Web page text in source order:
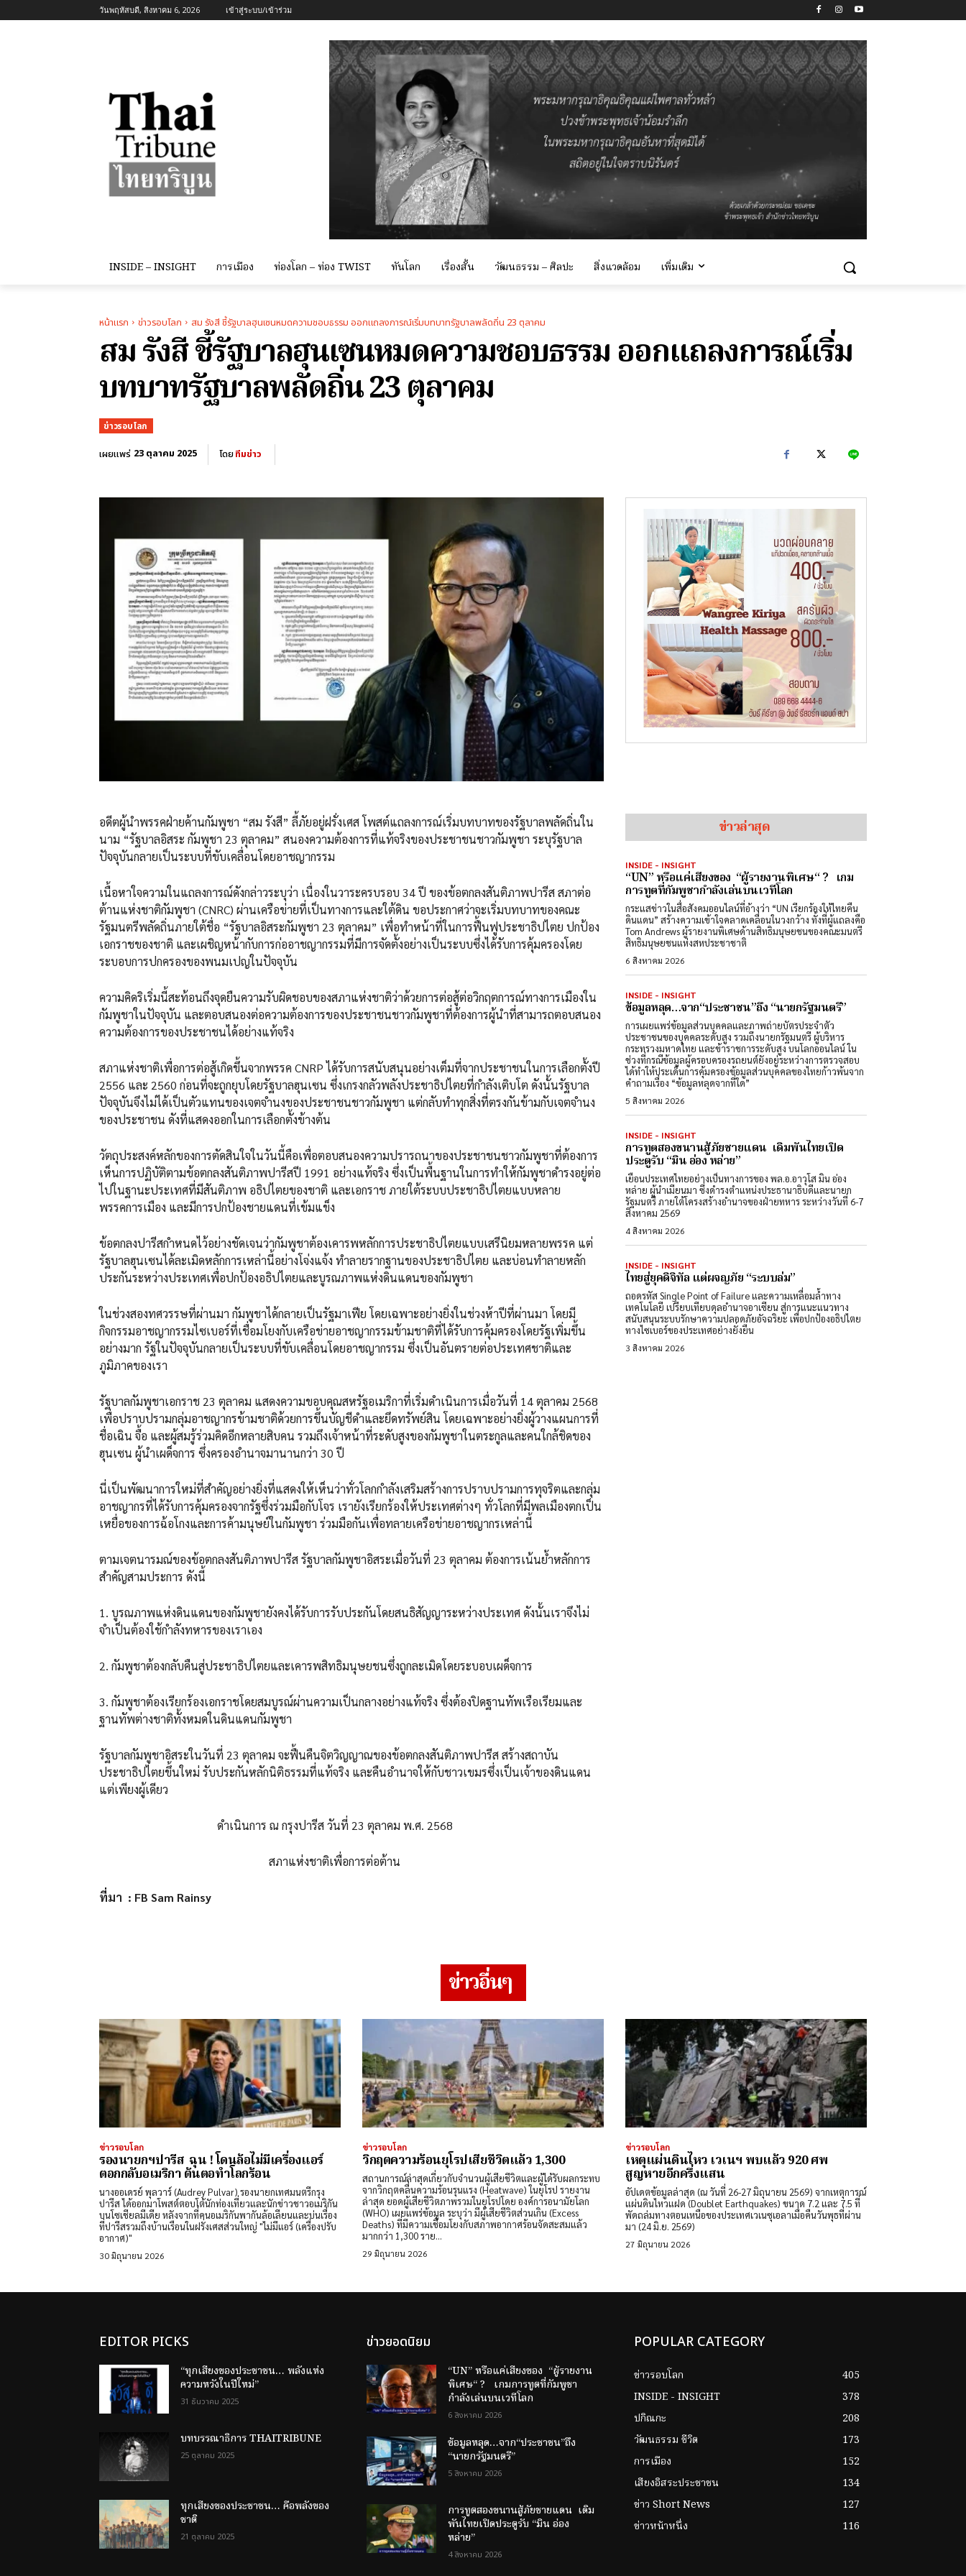
วันพฤหัสบดี, สิงหาคม 6, 2026 เข้าสู่ระบบ/เข้าร่วม
INSIDE – INSIGHT การเมือง ท่องโลก – ท่อง TWIST ทันโลก เรื่องสั้น วัฒนธรรม – ศิลปะ สิ่งแวดล้อม เพิ่มเติม
หน้าแรก ข่าวรอบโลก สม รังสี ชี้รัฐบาลฮุนเซนหมดความชอบธรรม ออกแถลงการณ์เริ่มบทบาทรัฐบาลพลัดถิ่น 23 ตุลาคม
สม รังสี ชี้รัฐบาลฮุนเซนหมดความชอบธรรม ออกแถลงการณ์เริ่ม
บทบาทรัฐบาลพลัดถิ่น 23 ตุลาคม
ข่าวรอบโลก
เผยแพร่ 23 ตุลาคม 2025 โดยทีมข่าว
อดีตผู้นำพรรคฝ่ายค้านกัมพูชา “สม รังสี” ลี้ภัยอยู่ฝรั่งเศส โพสต์แถลงการณ์เริ่มบทบาทของรัฐบาลพลัดถิ่นใน
นาม “รัฐบาลอิสระ กัมพูชา 23 ตุลาคม” สนองความต้องการที่แท้จริงของประชาชนชาวกัมพูชา ระบุรัฐบาล
ปัจจุบันกลายเป็นระบบที่ขับเคลื่อนโดยอาชญากรรม
เนื้อหาใจความในแถลงการณ์ดังกล่าวระบุว่า เนื่องในวาระครบรอบ 34 ปี ของข้อตกลงสันติภาพปารีส สภาต่อ
ต้านแห่งชาติกัมพูชา (CNRC) ผ่านเครือข่ายที่เป็นทางการและใต้ดิน ขอประกาศว่าจะเริ่มบทบาทของคณะ
รัฐมนตรีพลัดถิ่นภายใต้ชื่อ “รัฐบาลอิสระกัมพูชา 23 ตุลาคม” เพื่อทำหน้าที่ในการฟื้นฟูประชาธิปไตย ปกป้อง
เอกราชของชาติ และเผชิญหน้ากับการก่ออาชญากรรมที่มีการจัดตั้งอย่างเป็นระบบซึ่งได้รับการคุ้มครองโดย
ระบอบการปกครองของพนมเปญในปัจจุบัน
ความคิดริเริ่มนี้สะท้อนถึงจุดยืนความรับผิดชอบของสภาแห่งชาติว่าด้วยการต่อสู้ต่อวิกฤตการณ์ทางการเมืองใน
กัมพูชาในปัจจุบัน และตอบสนองต่อความต้องการของประชาชนชาวกัมพูชาที่ต้องการผู้นำที่สามารถตอบสนอง
ความต้องการของประชาชนได้อย่างแท้จริง
สภาแห่งชาติเพื่อการต่อสู้เกิดขึ้นจากพรรค CNRP ได้รับการสนับสนุนอย่างเต็มที่จากประชาชนในการเลือกตั้งปี
2556 และ 2560 ก่อนที่จะถูกยุบโดยรัฐบาลฮุนเซน ซึ่งเกรงกลัวพลังประชาธิปไตยที่กำลังเติบโต ดังนั้นรัฐบาล
ปัจจุบันจึงไม่ได้เป็นตัวแทนของเจตจำนงของประชาชนชาวกัมพูชา แต่กลับทำทุกสิ่งที่ตรงกันข้ามกับเจตจำนง
ของประชาชน ดังที่แสดงออกในการเลือกตั้งข้างต้น
วัตถุประสงค์หลักของการตัดสินใจในวันนี้คือเพื่อตอบสนองความปรารถนาของประชาชนชาวกัมพูชาที่ต้องการ
เห็นการปฏิบัติตามข้อตกลงสันติภาพปารีสปี 1991 อย่างแท้จริง ซึ่งเป็นพื้นฐานในการทำให้กัมพูชาดำรงอยู่ต่อ
ไปในฐานะประเทศที่มีสันติภาพ อธิปไตยของชาติ และเอกราช ภายใต้ระบบประชาธิปไตยแบบหลาย
พรรคการเมือง และมีการปกป้องชายแดนที่เข้มแข็ง
ข้อตกลงปารีสกำหนดไว้อย่างชัดเจนว่ากัมพูชาต้องเคารพหลักการประชาธิปไตยแบบเสรีนิยมหลายพรรค แต่
รัฐบาลฮุนเซนได้ละเมิดหลักการเหล่านี้อย่างโจ่งแจ้ง ทำลายรากฐานของประชาธิปไตย และบ่อนทำลายหลัก
ประกันระหว่างประเทศเพื่อปกป้องอธิปไตยและบูรณภาพแห่งดินแดนของกัมพูชา
ในช่วงสองทศวรรษที่ผ่านมา กัมพูชาได้กลายเป็นรัฐมาเฟีย โดยเฉพาะอย่างยิ่งในช่วงห้าปีที่ผ่านมา โดยมี
กิจกรรมอาชญากรรมไซเบอร์ที่เชื่อมโยงกับเครือข่ายอาชญากรรมข้ามชาติที่ได้รับการคุ้มครองโดยรัฐเพิ่มขึ้น
อย่างมาก รัฐในปัจจุบันกลายเป็นระบบที่ขับเคลื่อนโดยอาชญากรรม ซึ่งเป็นอันตรายต่อประเทศชาติและ
ภูมิภาคของเรา
รัฐบาลกัมพูชาเอกราช 23 ตุลาคม แสดงความขอบคุณสหรัฐอเมริกาที่เริ่มดำเนินการเมื่อวันที่ 14 ตุลาคม 2568
เพื่อปราบปรามกลุ่มอาชญากรข้ามชาติด้วยการขึ้นบัญชีดำและยึดทรัพย์สิน โดยเฉพาะอย่างยิ่งผู้วางแผนการที่
ชื่อเฉิน จื้อ และผู้สมรู้ร่วมคิดอีกหลายสิบคน รวมถึงเจ้าหน้าที่ระดับสูงของกัมพูชาในตระกูลและคนใกล้ชิดของ
ฮุนเซน ผู้นำเผด็จการ ซึ่งครองอำนาจมานานกว่า 30 ปี
นี่เป็นพัฒนาการใหม่ที่สำคัญอย่างยิ่งที่แสดงให้เห็นว่าทั่วโลกกำลังเสริมสร้างการปราบปรามการทุจริตและกลุ่ม
อาชญากรที่ได้รับการคุ้มครองจากรัฐซึ่งร่วมมือกับโจร เรายังเรียกร้องให้ประเทศต่างๆ ทั่วโลกที่มีพลเมืองตกเป็น
เหยื่อของการฉ้อโกงและการค้ามนุษย์ในกัมพูชา ร่วมมือกันเพื่อทลายเครือข่ายอาชญากรเหล่านี้
ตามเจตนารมณ์ของข้อตกลงสันติภาพปารีส รัฐบาลกัมพูชาอิสระเมื่อวันที่ 23 ตุลาคม ต้องการเน้นย้ำหลักการ
สำคัญสามประการ ดังนี้
1. บูรณภาพแห่งดินแดนของกัมพูชายังคงได้รับการรับประกันโดยสนธิสัญญาระหว่างประเทศ ดังนั้นเราจึงไม่
จำเป็นต้องใช้กำลังทหารของเราเอง
2. กัมพูชาต้องกลับคืนสู่ประชาธิปไตยและเคารพสิทธิมนุษยชนซึ่งถูกละเมิดโดยระบอบเผด็จการ
3. กัมพูชาต้องเรียกร้องเอกราชโดยสมบูรณ์ผ่านความเป็นกลางอย่างแท้จริง ซึ่งต้องปิดฐานทัพเรือเรียมและ
ฐานทัพต่างชาติทั้งหมดในดินแดนกัมพูชา
รัฐบาลกัมพูชาอิสระในวันที่ 23 ตุลาคม จะฟื้นคืนจิตวิญญาณของข้อตกลงสันติภาพปารีส สร้างสถาบัน
ประชาธิปไตยขึ้นใหม่ รับประกันหลักนิติธรรมที่แท้จริง และคืนอำนาจให้กับชาวเขมรซึ่งเป็นเจ้าของดินแดน
แต่เพียงผู้เดียว
ดำเนินการ ณ กรุงปารีส วันที่ 23 ตุลาคม พ.ศ. 2568
สภาแห่งชาติเพื่อการต่อต้าน
ที่มา : FB Sam Rainsy
ข่าวล่าสุด
INSIDE - INSIGHT
“UN” หรือแค่เสียงของ “ผู้รายงานพิเศษ“ ? เกม
การทูตที่กัมพูชากำลังเล่นบนเวทีโลก
กระแสข่าวในสื่อสังคมออนไลน์ที่อ้างว่า “UN เรียกร้องให้ไทยคืน
ดินแดน” สร้างความเข้าใจคลาดเคลื่อนในวงกว้าง ทั้งที่ผู้แถลงคือ
Tom Andrews ผู้รายงานพิเศษด้านสิทธิมนุษยชนของคณะมนตรี
สิทธิมนุษยชนแห่งสหประชาชาติ
6 สิงหาคม 2026
INSIDE - INSIGHT
ข้อมูลหลุด…จาก“ประชาชน”ถึง “นายกรัฐมนตรี”
การเผยแพร่ข้อมูลส่วนบุคคลและภาพถ่ายบัตรประจำตัว
ประชาชนของบุคคลระดับสูง รวมถึงนายกรัฐมนตรี ผู้บริหาร
กระทรวงมหาดไทย และข้าราชการระดับสูง บนโลกออนไลน์ ใน
ช่วงที่กรณีข้อมูลผู้ครอบครองรถยนต์ยังอยู่ระหว่างการตรวจสอบ
ได้ทำให้ประเด็นการคุ้มครองข้อมูลส่วนบุคคลของไทยก้าวพ้นจาก
คำถามเรื่อง “ข้อมูลหลุดจากที่ใด”
5 สิงหาคม 2026
INSIDE - INSIGHT
การทูตสองขนานสู้ภัยชายแดน เดิมพันไทยเปิด
ประตูรับ “มิน อ่อง หล่าย”
เยือนประเทศไทยอย่างเป็นทางการของ พล.อ.อาวุโส มิน อ่อง
หล่าย ผู้นำเมียนมา ซึ่งดำรงตำแหน่งประธานาธิบดีและนายก
รัฐมนตรี ภายใต้โครงสร้างอำนาจของฝ่ายทหาร ระหว่างวันที่ 6-7
สิงหาคม 2569
4 สิงหาคม 2026
INSIDE - INSIGHT
ไทยสู่ยุคดิจิทัล แต่ผจญภัย “ระบบล่ม”
ถอดรหัส Single Point of Failure และความเหลื่อมล้ำทาง
เทคโนโลยี เปรียบเทียบดุลอำนาจอาเซียน สู่การแนะแนวทาง
สนับสนุนระบบรักษาความปลอดภัยอัจฉริยะ เพื่อปกป้องอธิปไตย
ทางไซเบอร์ของประเทศอย่างยั่งยืน
3 สิงหาคม 2026
ข่าวอื่นๆ
ข่าวรอบโลก
รองนายกฯปารีส ฉุน ! โดนล้อไม่มีเครื่องแอร์
ตอกกลับอเมริกา ต้นตอทำโลกร้อน
นางออเดรย์ พุลวาร์ (Audrey Pulvar) รองนายกเทศมนตรีกรุง
ปารีส ได้ออกมาโพสต์ตอบโต้นักท่องเที่ยวและนักข่าวชาวอเมริกัน
บนโซเชียลมีเดีย หลังจากที่คนอเมริกันพากันล้อเลียนและบ่นเรื่อง
ที่ปารีสรวมถึงบ้านเรือนในฝรั่งเศสส่วนใหญ่ "ไม่มีแอร์ (เครื่องปรับ
อากาศ)"
30 มิถุนายน 2026
ข่าวรอบโลก
วิกฤตความร้อนยุโรปเสียชีวิตแล้ว 1,300
สถานการณ์ล่าสุดเกี่ยวกับจำนวนผู้เสียชีวิตและผู้ได้รับผลกระทบ
จากวิกฤตคลื่นความร้อนรุนแรง (Heatwave) ในยุโรป รายงาน
ล่าสุด ​ยอดผู้เสียชีวิตภาพรวมในยุโรปโดย ​องค์การอนามัยโลก
(WHO) เผยแพร่ข้อมูล ระบุว่า มีผู้เสียชีวิตส่วนเกิน (Excess
Deaths) ที่มีความเชื่อมโยงกับสภาพอากาศร้อนจัดสะสมแล้ว
มากกว่า 1,300 ราย...
29 มิถุนายน 2026
ข่าวรอบโลก
เหตุแผ่นดินไหว เวเนฯ พบแล้ว 920 ศพ
สูญหายอีกครึ่งแสน
อัปเดตข้อมูลล่าสุด (ณ วันที่ 26-27 มิถุนายน 2569) จากเหตุการณ์
แผ่นดินไหวแฝด (Doublet Earthquakes) ขนาด 7.2 และ 7.5 ที่
พัดถล่มทางตอนเหนือของประเทศเวเนซุเอลาเมื่อคืนวันพุธที่ผ่าน
มา (24 มิ.ย. 2569)
27 มิถุนายน 2026
EDITOR PICKS
“ทุกเสียงของประชาชน… พลังแห่ง
ความหวังในปีใหม่”
31 ธันวาคม 2025
บทบรรณาธิการ THAITRIBUNE
25 ตุลาคม 2025
ทุกเสียงของประชาชน… คือพลังของ
ชาติ
21 ตุลาคม 2025
ข่าวยอดนิยม
“UN” หรือแค่เสียงของ “ผู้รายงาน
พิเศษ“ ? เกมการทูตที่กัมพูชา
กำลังเล่นบนเวทีโลก
6 สิงหาคม 2026
ข้อมูลหลุด…จาก“ประชาชน”ถึง
“นายกรัฐมนตรี”
5 สิงหาคม 2026
การทูตสองขนานสู้ภัยชายแดน เดิม
พันไทยเปิดประตูรับ “มิน อ่อง
หล่าย”
4 สิงหาคม 2026
POPULAR CATEGORY
ข่าวรอบโลก
405
INSIDE - INSIGHT
378
ปกิณกะ
208
วัฒนธรรม ชีวิต
173
การเมือง
152
เสียงอิสระประชาชน
134
ข่าว Short News
127
ข่าวหน้าหนึ่ง
116